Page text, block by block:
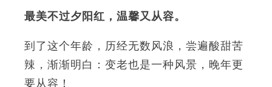
最美不过夕阳红，温馨又从容。
到了这个年龄，历经无数风浪，尝遍酸甜苦
辣，渐渐明白：变老也是一种风景，晚年更
要从容！